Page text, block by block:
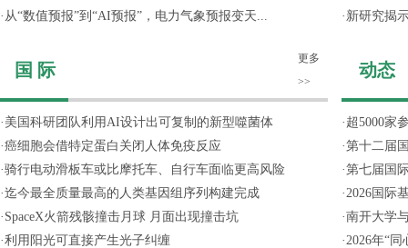
· 从“数值预报”到“AI预报”，电力气象预报变天...
国 际
更多
>>
· 美国科研团队利用AI设计出可复制的新型噬菌体
·癌细胞会借特定蛋白关闭人体免疫反应
·骑行电动滑板车或比摩托车、自行车面临更高风险
·迄今最全质量最高的人类基因组序列构建完成
· SpaceX火箭残骸撞击月球 月面出现撞击坑
·利用阳光可直接产生光子纠缠
· 新研究揭
动态
· 超5000家
·第十二届
·第七届国
·2026国际
·南开大学
·2026年“